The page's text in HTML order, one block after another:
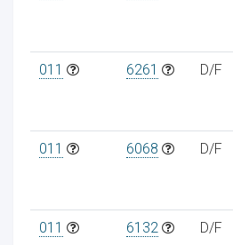
011 6261 D/F
011 6068 D/F
011 6132 D/F